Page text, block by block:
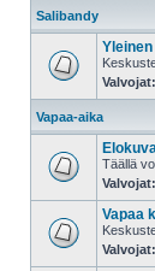
Salibandy
Valvojat:
Vapaa-aika
Täällä
Valvojat:
Vapaa
Valvojat: